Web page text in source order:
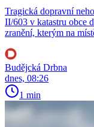
Tragická dopravní
II/603 v katastru obce
zranění, kterým na
Budějcká Drbna
dnes, 08:26
1 min